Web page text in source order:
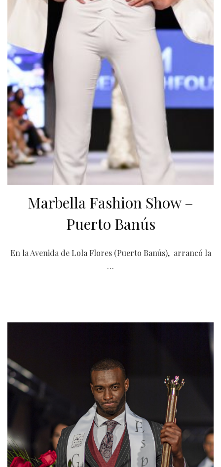
Marbella Fashion Show –
Puerto Banús
En la Avenida de Lola Flores (Puerto Banús), arrancó la
…